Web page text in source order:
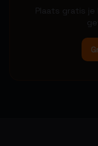
Plaats gratis